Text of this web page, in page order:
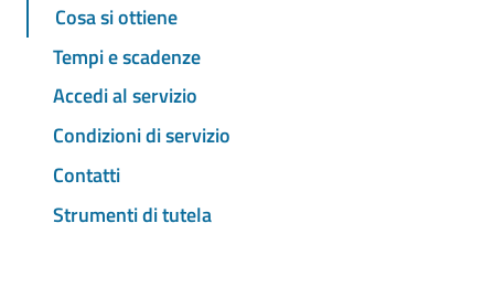
Cosa si ottiene
Tempi e scadenze
Accedi al servizio
Condizioni di servizio
Contatti
Strumenti di tutela